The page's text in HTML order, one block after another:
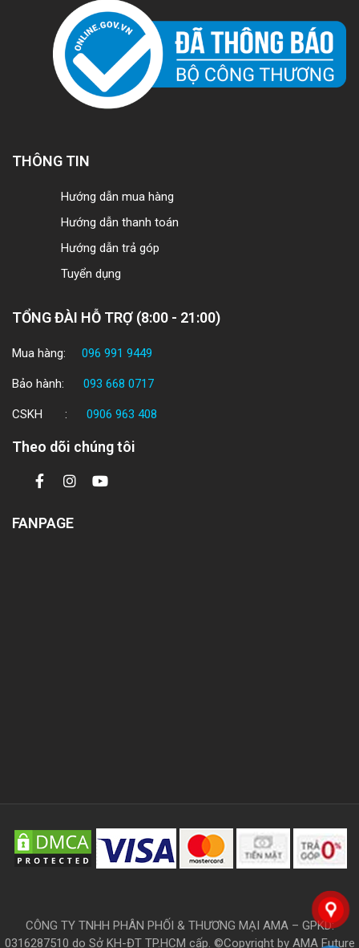
THÔNG TIN
Hướng dẫn mua hàng
Hướng dẫn thanh toán
Hướng dẫn trả góp
Tuyển dụng
TỔNG ĐÀI HỖ TRỢ (8:00 - 21:00)
Mua hàng: 096 991 9449
Bảo hành: 093 668 0717
CSKH : 0906 963 408
Theo dõi chúng tôi
FANPAGE
CÔNG TY TNHH PHÂN PHỐI & THƯƠNG MẠI AMA – GPKD:
0316287510 do Sở KH-ĐT TP.HCM cấp. ©Copyright by AMA Future